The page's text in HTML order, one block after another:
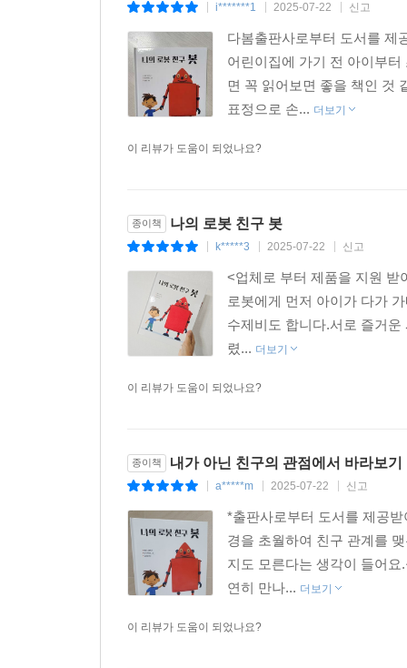
i*******1 2025-07-22 신고
다봄출판사로부터 도서를 제
어린이집에 가기 전 아이부
면 꼭 읽어보면 좋을 책인 것
표정으로 손... 더보기
이 리뷰가 도움이 되었나요?
종이책 나의 로봇 친구 봇
k*****3 2025-07-22 신고
<업체로 부터 제품을 지원 받
로봇에게 먼저 아이가 다가
수제비도 합니다.서로 즐거
렸... 더보기
이 리뷰가 도움이 되었나요?
종이책 내가 아닌 친구의 관점에서 바라보기
a*****m 2025-07-22 신고
*출판사로부터 도서를 제공
경을 초월하여 친구 관계를
지도 모른다는 생각이 들어
연히 만나... 더보기
이 리뷰가 도움이 되었나요?